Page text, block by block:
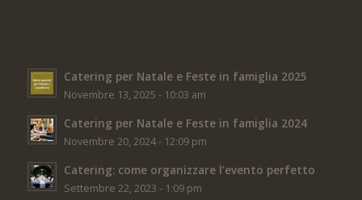
Catering per Natale e Feste in famiglia 2025
Novembre 13, 2025 - 10:03 am
Catering per Natale e Feste in famiglia 2024
Novembre 20, 2024 - 12:09 pm
Catering: come organizzare l’evento perfetto
Settembre 22, 2023 - 1:09 pm